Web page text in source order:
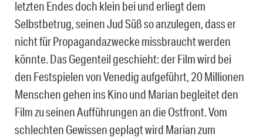
letzten Endes doch klein bei und erliegt dem
Selbstbetrug, seinen Jud Süß so anzulegen, dass er
nicht für Propagandazwecke missbraucht werden
könnte. Das Gegenteil geschieht: der Film wird bei
den Festspielen von Venedig aufgeführt, 20 Millionen
Menschen gehen ins Kino und Marian begleitet den
Film zu seinen Aufführungen an die Ostfront. Vom
schlechten Gewissen geplagt wird Marian zum